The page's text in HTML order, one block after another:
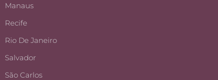
Manaus
Recife
Rio De Janeiro
Salvador
São Carlos